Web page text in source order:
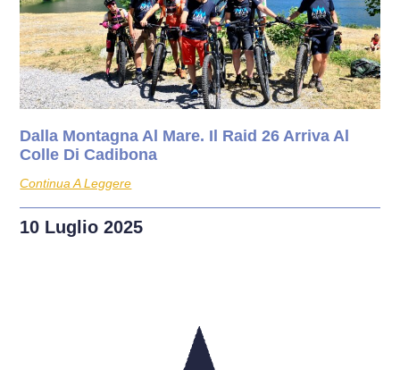
Dalla Montagna Al Mare. Il Raid 26 Arriva Al
Colle Di Cadibona
Continua A Leggere
10 Luglio 2025